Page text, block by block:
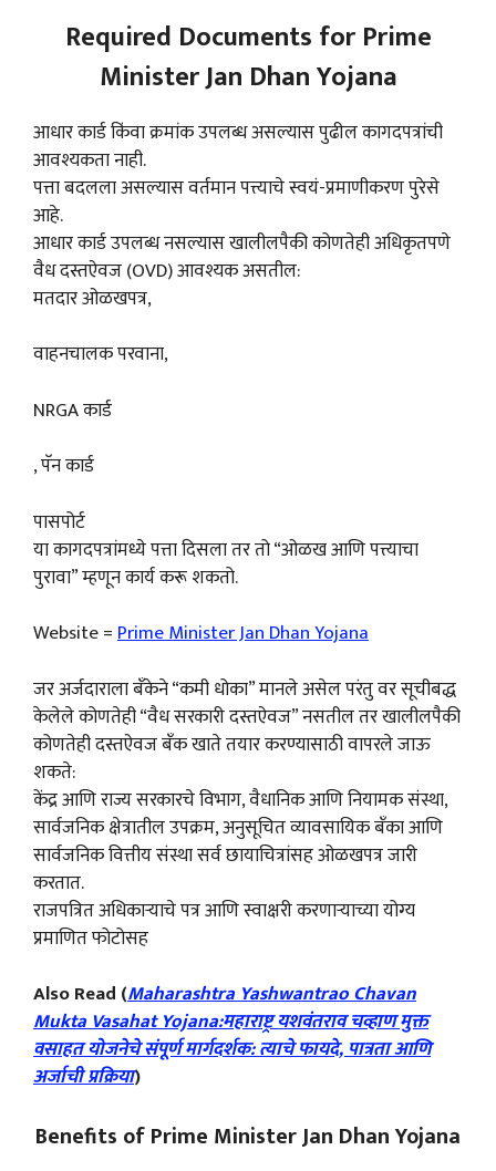
Required Documents for Prime
Minister Jan Dhan Yojana
आधार कार्ड किंवा क्रमांक उपलब्ध असल्यास पुढील कागदपत्रांची
आवश्यकता नाही.
पत्ता बदलला असल्यास वर्तमान पत्त्याचे स्वयं-प्रमाणीकरण पुरेसे
आहे.
आधार कार्ड उपलब्ध नसल्यास खालीलपैकी कोणतेही अधिकृतपणे
वैध दस्तऐवज (OVD) आवश्यक असतील:
मतदार ओळखपत्र,
वाहनचालक परवाना,
NRGA कार्ड
, पॅन कार्ड
पासपोर्ट
या कागदपत्रांमध्ये पत्ता दिसला तर तो “ओळख आणि पत्त्याचा
पुरावा” म्हणून कार्य करू शकतो.
Website =Prime Minister Jan Dhan Yojana
जर अर्जदाराला बँकेने “कमी धोका” मानले असेल परंतु वर सूचीबद्ध
केलेले कोणतेही “वैध सरकारी दस्तऐवज” नसतील तर खालीलपैकी
कोणतेही दस्तऐवज बँक खाते तयार करण्यासाठी वापरले जाऊ
शकते:
केंद्र आणि राज्य सरकारचे विभाग, वैधानिक आणि नियामक संस्था,
सार्वजनिक क्षेत्रातील उपक्रम, अनुसूचित व्यावसायिक बँका आणि
सार्वजनिक वित्तीय संस्था सर्व छायाचित्रांसह ओळखपत्र जारी
करतात.
राजपत्रित अधिकाऱ्याचे पत्र आणि स्वाक्षरी करणाऱ्याच्या योग्य
प्रमाणित फोटोसह
Also Read (Maharashtra Yashwantrao Chavan
Mukta Vasahat Yojana:महाराष्ट्र यशवंतराव चव्हाण मुक्त
वसाहत योजनेचे संपूर्ण मार्गदर्शक: त्याचे फायदे, पात्रता आणि
अर्जाची प्रक्रिया)
Benefits of Prime Minister Jan Dhan Yojana